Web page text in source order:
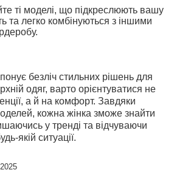
ті моделі, що підкреслюють вашу
та легко комбінуються з іншими
безліч стильних рішень для
одяг, варто орієнтуватися не
а й на комфорт. Завдяки
кожна жінка зможе знайти
у тренді та відчуваючи
якій ситуації.